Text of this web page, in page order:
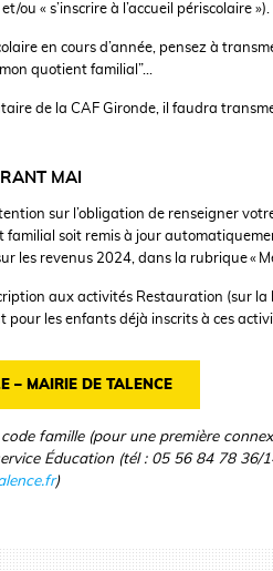
ou « s’inscrire à l’accueil périscolaire »).
en cours d’année, pensez à
quotient familial”…
de la CAF Gironde, il faudra
MAI
sur l’obligation de renseigner
familial soit remis à jour
les revenus 2024, dans la rubrique «
aux activités Restauration (sur
pour les enfants déjà inscrits à ces
– MAIRIE DE TALENCE
famille (pour une première
Éducation (tél : 05 56 84 78 36/
)